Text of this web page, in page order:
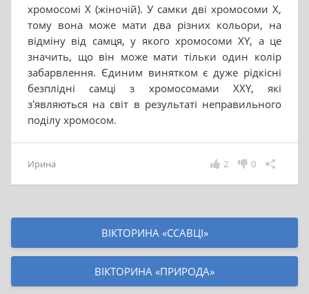
хромосомі Х (жіночій). У самки дві хромосоми Х,
тому вона може мати два різних кольори, на
відміну від самця, у якого хромосоми ХY, а це
значить, що він може мати тільки один колір
забарвлення. Єдиним винятком є дуже рідкісні
безплідні самці з хромосомами ХХY, які
з'являються на світ в результаті неправильного
поділу хромосом.
Ирина 0
2
ВІКТОРИНА «ССАВЦІ»
ВІКТОРИНА «ПРИРОДА»